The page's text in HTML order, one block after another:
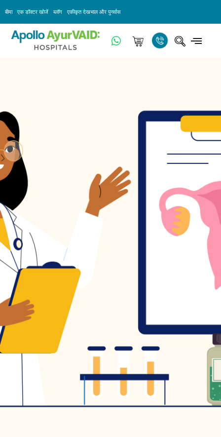
बीमा एक डॉक्टर खोजें ब्लॉग एकीकृत देखभाल और पुनर्वास